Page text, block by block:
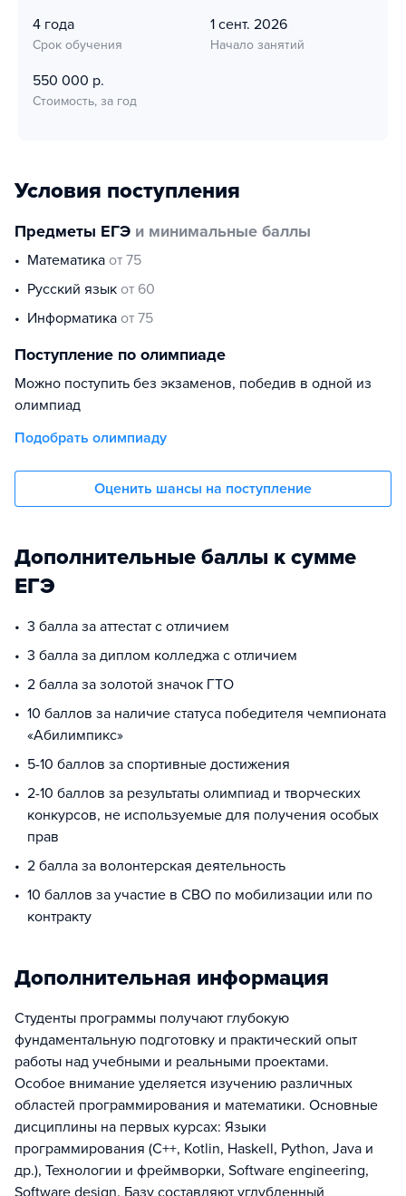
4 года
Срок обучения
1 сент. 2026
Начало занятий
550 000 р.
Стоимость, за год
Условия поступления
Предметы ЕГЭ и минимальные баллы
математика от 75
русский язык от 60
информатика от 75
Поступление по олимпиаде
Можно поступить без экзаменов, победив в одной из
олимпиад
Подобрать олимпиаду
Оценить шансы на поступление
Дополнительные баллы к сумме
ЕГЭ
3 балла за аттестат с отличием
3 балла за диплом колледжа с отличием
2 балла за золотой значок ГТО
10 баллов за наличие статуса победителя чемпионата
«Абилимпикс»
5-10 баллов за спортивные достижения
2-10 баллов за результаты олимпиад и творческих
конкурсов, не используемые для получения особых
прав
2 балла за волонтерская деятельность
10 баллов за участие в СВО по мобилизации или по
контракту
Дополнительная информация
Студенты программы получают глубокую
фундаментальную подготовку и практический опыт
работы над учебными и реальными проектами.
Особое внимание уделяется изучению различных
областей программирования и математики. Основные
дисциплины на первых курсах: Языки
программирования (C++, Kotlin, Haskell, Python, Java и
др.), Технологии и фреймворки, Software engineering,
Software design. Базу составляют углубленный